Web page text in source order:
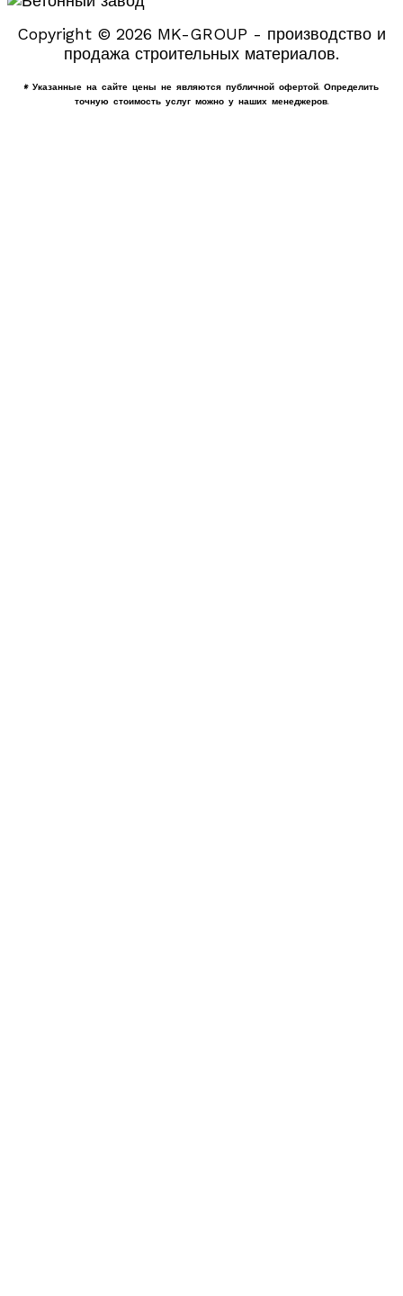
Copyright © 2026 MK-GROUP - производство и
продажа строительных материалов.
* Указанные на сайте цены не являются публичной офертой. Определить
точную стоимость услуг можно у наших менеджеров.